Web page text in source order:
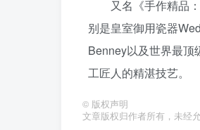
又名《手作精品
别是皇室御用瓷器
Benney以及世界最顶
工匠人的精湛技艺。
© 版权声明
文章版权归作者所有，未经